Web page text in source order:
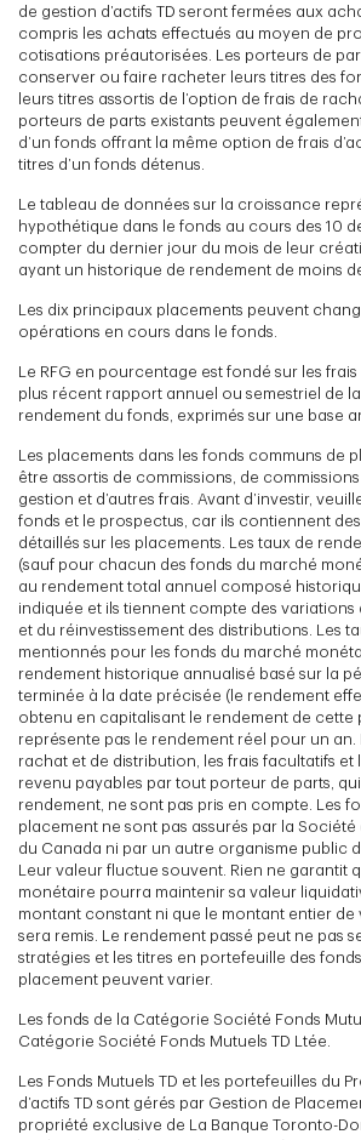
de gestion d’actifs TD seront fermées aux
compris les achats effectués au moyen de
cotisations préautorisées. Les porteurs de
conserver ou faire racheter leurs titres des
leurs titres assortis de l’option de frais de
porteurs de parts existants peuvent
d’un fonds offrant la même option de frais
titres d’un fonds détenus.
Le tableau de données sur la croissance
hypothétique dans le fonds au cours des 10
compter du dernier jour du mois de leur
ayant un historique de rendement de moins de
Les dix principaux placements peuvent
opérations en cours dans le fonds.
Le RFG en pourcentage est fondé sur les
plus récent rapport annuel ou semestriel de
rendement du fonds, exprimés sur une base
Les placements dans les fonds communs de
être assortis de commissions, de
gestion et d’autres frais. Avant d’investir,
fonds et le prospectus, car ils contiennent
détaillés sur les placements. Les taux de
(sauf pour chacun des fonds du marché
au rendement total annuel composé
indiquée et ils tiennent compte des variations
et du réinvestissement des distributions. Les
mentionnés pour les fonds du marché
rendement historique annualisé basé sur la
terminée à la date précisée (le rendement
obtenu en capitalisant le rendement de cette
représente pas le rendement réel pour un an.
rachat et de distribution, les frais facultatifs et
revenu payables par tout porteur de parts,
rendement, ne sont pas pris en compte. Les
placement ne sont pas assurés par la Société
du Canada ni par un autre organisme public
Leur valeur fluctue souvent. Rien ne garantit
monétaire pourra maintenir sa valeur
montant constant ni que le montant entier
sera remis. Le rendement passé peut ne pas
stratégies et les titres en portefeuille des
placement peuvent varier.
Les fonds de la Catégorie Société Fonds
Catégorie Société Fonds Mutuels TD Ltée.
Les Fonds Mutuels TD et les portefeuilles du
d’actifs TD sont gérés par Gestion de
propriété exclusive de La Banque Toronto-